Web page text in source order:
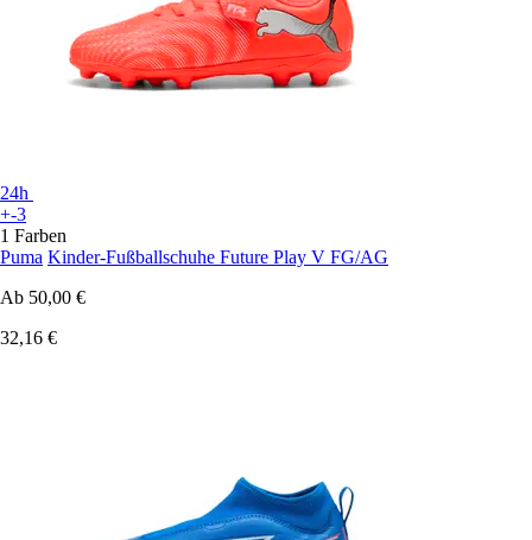
24h
+-3
1 Farben
Puma Kinder-Fußballschuhe Future Play V FG/AG
Ab 50,00 €
32,16 €